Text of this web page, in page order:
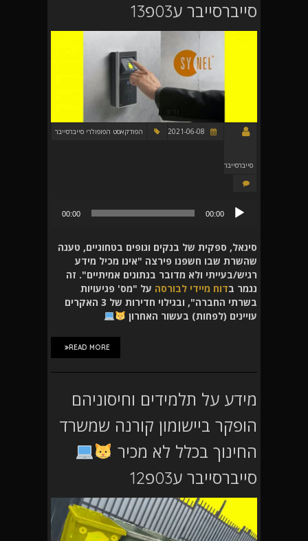
סייברסייבר ע03פ13
סייברסייבר
הפודקאסט הפופולרי סייברסייבר
אודיו
00:00
00:00
סינאל, ספקית של בנקים וגופים בטחוניים, טענה
שהשרת שבו חשפנו פירצה "אינו מכיל מידע
רגיש/בעייתי ולא מדובר בנתונים אמיתיים". זה
נגמר בדוח מיידי לבורסה על "מס' פגיעויות
בשרתי החברה", ובגילוי חדירות של 3 האקרים
עויינים (לפחות) בעשור האחרון
READ MORE
מידע על תלמידים וחיסוניהם
הופקר ביישומון קורנה שמשרד
החינוך בכלל לא מכיר
סייברסייבר ע03פ12